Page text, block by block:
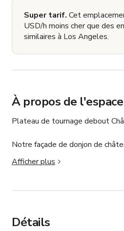
Super tarif. Cet
USD/h moins cher que des
similaires à Los Angeles.
À propos de l'espace
Plateau de tournage debout
Notre façade de donjon de
la texture du château donnant
réaliste et une précision
salle à manger du château,
Afficher plus
Détails